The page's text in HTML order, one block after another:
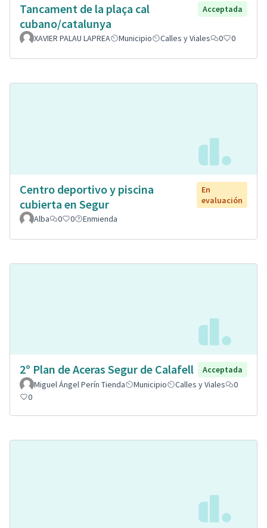
Tancament de la plaça cal
cubano/catalunya
Acceptada
XAVIER PALAU LAPREA Municipio Calles y Viales 0 0
Centro deportivo y piscina
cubierta en Segur
En
evaluación
Alba
0 0 Enmienda
2º Plan de Aceras Segur de Calafell
Acceptada
Miguel Ángel Perín Tienda
Municipio Calles y Viales
0
0